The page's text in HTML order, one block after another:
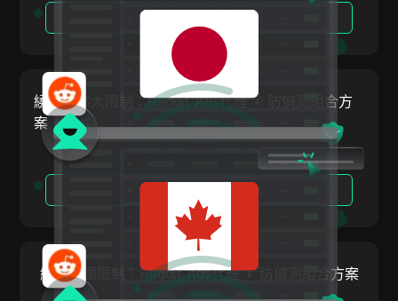
PropellerAds
Quora
Rakuten
Shopee
Shopify
繞過加拿大限制：Reddit Ads代理 + 防偵測組合方
案
繞過美國限制：Reddit Ads代理 + 防偵測組合方案